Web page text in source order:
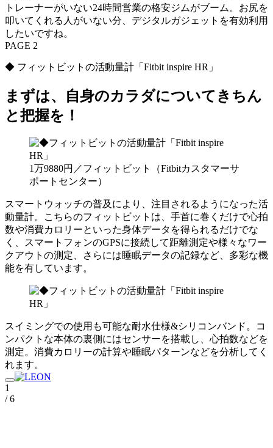
トレーナーがいない24時間営業の格安ジムがブーム。お尻を
叩いてくれる人がいない分、デジタルガジェットを有効利用
したいですね。
PAGE 2
◆ フィットビットの活動量計「Fitbit inspire HR」
まずは、自身のカラダについてきちん
と把握を！
1万9880円／フィットビット（Fitbitカスタマーサ
ポートセンター）
スマートウォッチの普及により、注目されるようになった活
動量計。こちらのフィットビットは、手首に巻くだけで心拍
数や消費カロリーといった身体データを得られるだけでな
く、スマートフォンのGPSに接続して距離測定や様々なワー
クアウトの測定、さらには睡眠データの記録など、多彩な機
能を有しています。
スイミングでの使用も可能な耐水仕様&シリコンバンド。コ
ンパクトな本体の裏側にはセンサーを搭載し、心拍数などを
測定。消費カロリーの計算や睡眠パターンなどを分析してく
れます。
1
/ 6